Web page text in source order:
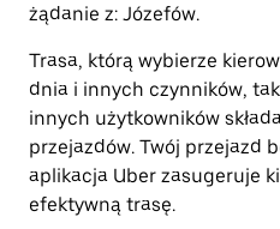
żądanie z: Józefów.
Trasa, którą wybierze
dnia i innych czynników,
innych użytkowników
przejazdów. Twój przejazd
aplikacja Uber zasugeruje
efektywną trasę.